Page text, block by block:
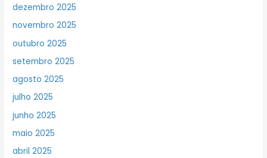
dezembro 2025
novembro 2025
outubro 2025
setembro 2025
agosto 2025
julho 2025
junho 2025
maio 2025
abril 2025